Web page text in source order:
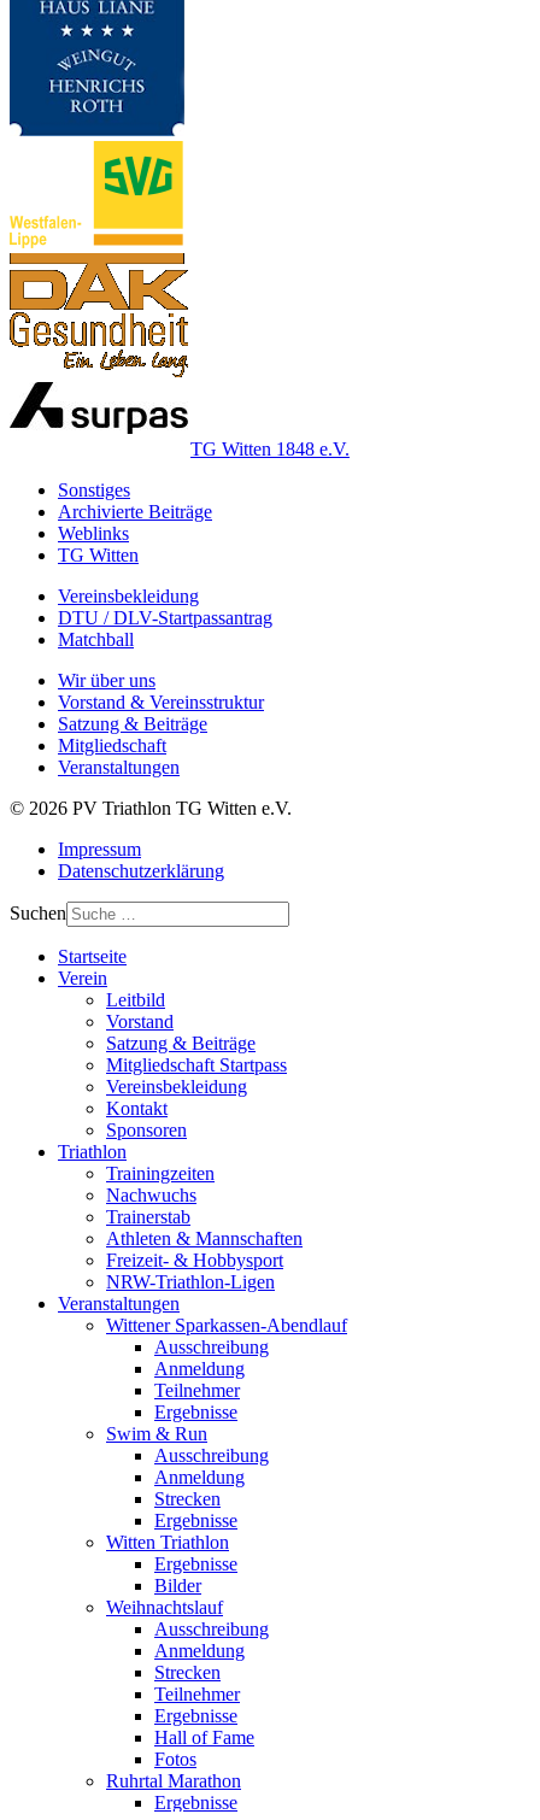
TG Witten 1848 e.V.
Sonstiges
Archivierte Beiträge
Weblinks
TG Witten
Vereinsbekleidung
DTU / DLV-Startpassantrag
Matchball
Wir über uns
Vorstand & Vereinsstruktur
Satzung & Beiträge
Mitgliedschaft
Veranstaltungen
© 2026 PV Triathlon TG Witten e.V.
Impressum
Datenschutzerklärung
Suchen
Startseite
Verein
Leitbild
Vorstand
Satzung & Beiträge
Mitgliedschaft Startpass
Vereinsbekleidung
Kontakt
Sponsoren
Triathlon
Trainingzeiten
Nachwuchs
Trainerstab
Athleten & Mannschaften
Freizeit- & Hobbysport
NRW-Triathlon-Ligen
Veranstaltungen
Wittener Sparkassen-Abendlauf
Ausschreibung
Anmeldung
Teilnehmer
Ergebnisse
Swim & Run
Ausschreibung
Anmeldung
Strecken
Ergebnisse
Witten Triathlon
Ergebnisse
Bilder
Weihnachtslauf
Ausschreibung
Anmeldung
Strecken
Teilnehmer
Ergebnisse
Hall of Fame
Fotos
Ruhrtal Marathon
Ergebnisse